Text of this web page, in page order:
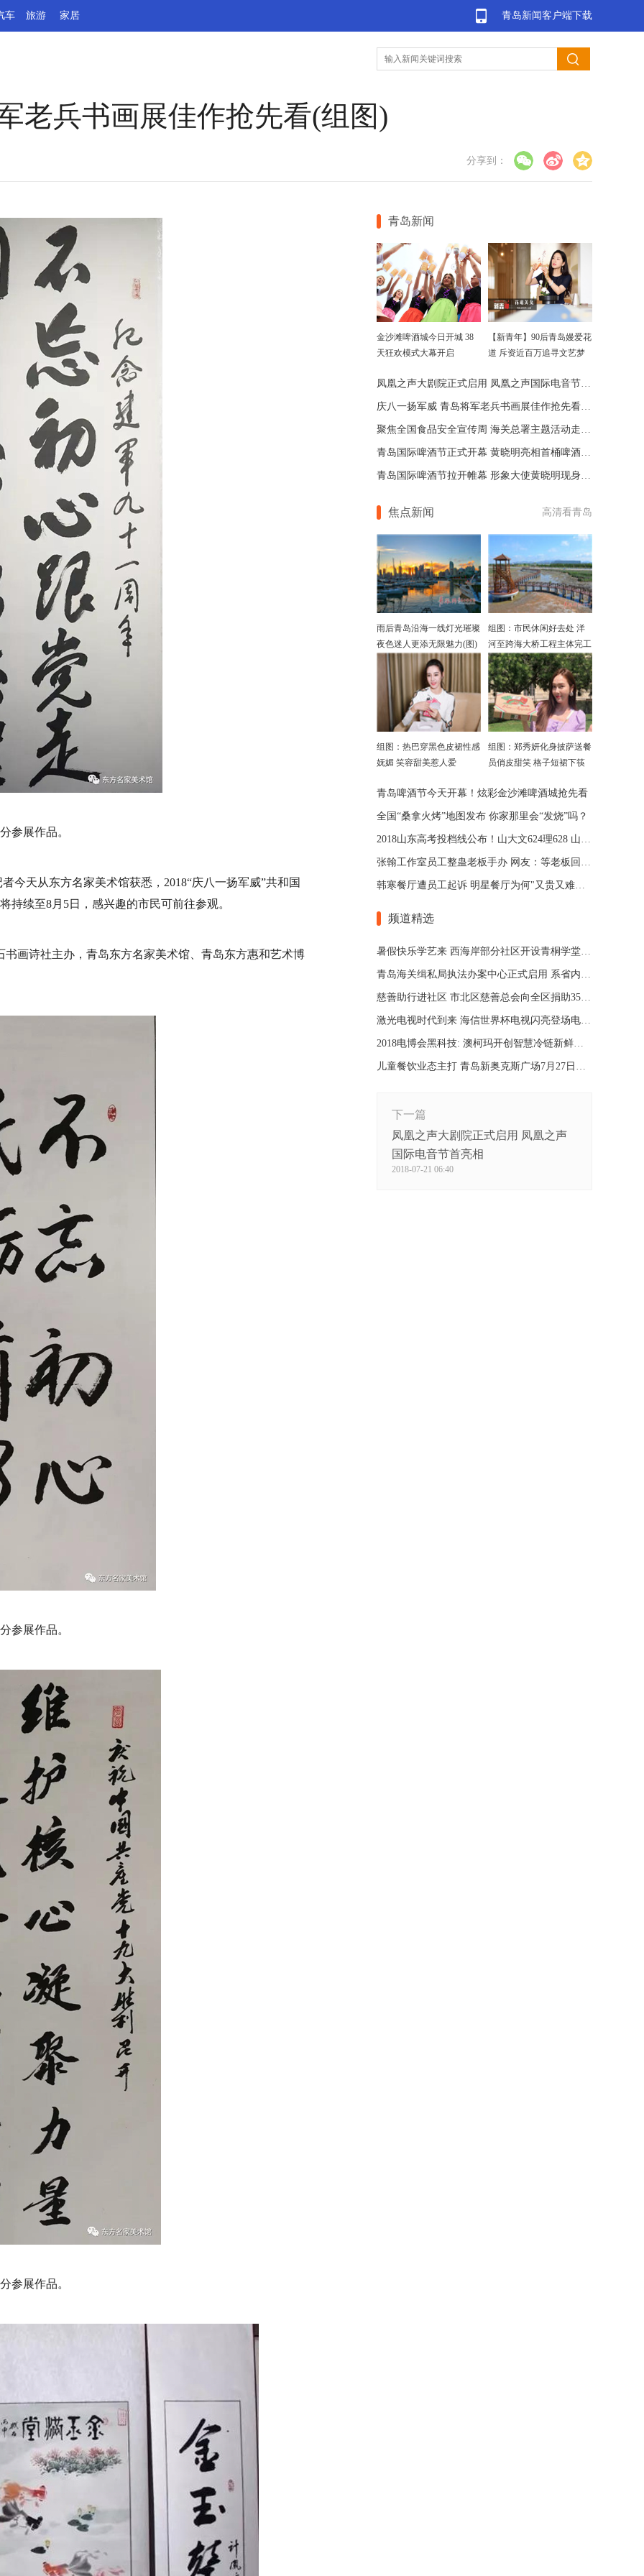
青岛新闻客户端下载
车 旅游 家居
老兵书画展佳作抢先看(组图)
分享到：
参展作品。
今天从东方名家美术馆获悉，2018“庆八一扬军威”共和国
持续至8月5日，感兴趣的市民可前往参观。
画诗社主办，青岛东方名家美术馆、青岛东方惠和艺术博
参展作品。
参展作品。
青岛新闻
金沙滩啤酒城今日开城 38
天狂欢模式大幕开启
【新青年】90后青岛嫚爱花
道 斥资近百万追寻文艺梦
凤凰之声大剧院正式启用 凤凰之声国际电音节首亮相
庆八一扬军威 青岛将军老兵书画展佳作抢先看(组图)
聚焦全国食品安全宣传周 海关总署主题活动走进青岛
青岛国际啤酒节正式开幕 黄晓明亮相首桶啤酒从天降
青岛国际啤酒节拉开帷幕 形象大使黄晓明现身开幕式
焦点新闻 高清看青岛
雨后青岛沿海一线灯光璀璨
夜色迷人更添无限魅力(图)
组图：市民休闲好去处 洋
河至跨海大桥工程主体完工
组图：热巴穿黑色皮裙性感
妩媚 笑容甜美惹人爱
组图：郑秀妍化身披萨送餐
员俏皮甜笑 格子短裙下筷
青岛啤酒节今天开幕！炫彩金沙滩啤酒城抢先看
全国“桑拿火烤”地图发布 你家那里会“发烧”吗？
2018山东高考投档线公布！山大文624理628 山师文589理570
张翰工作室员工整蛊老板手办 网友：等老板回来扣工资
韩寒餐厅遭员工起诉 明星餐厅为何"又贵又难吃"?
频道精选
暑假快乐学艺来 西海岸部分社区开设青桐学堂(图)
​青岛海关缉私局执法办案中心正式启用 系省内首家
慈善助行进社区 市北区慈善总会向全区捐助350台轮椅
激光电视时代到来 海信世界杯电视闪亮登场电博会
2018电博会黑科技: 澳柯玛开创智慧冷链新鲜生活
儿童餐饮业态主打 青岛新奥克斯广场7月27日正式开业
下一篇
凤凰之声大剧院正式启用 凤凰之声
国际电音节首亮相
2018-07-21 06:40